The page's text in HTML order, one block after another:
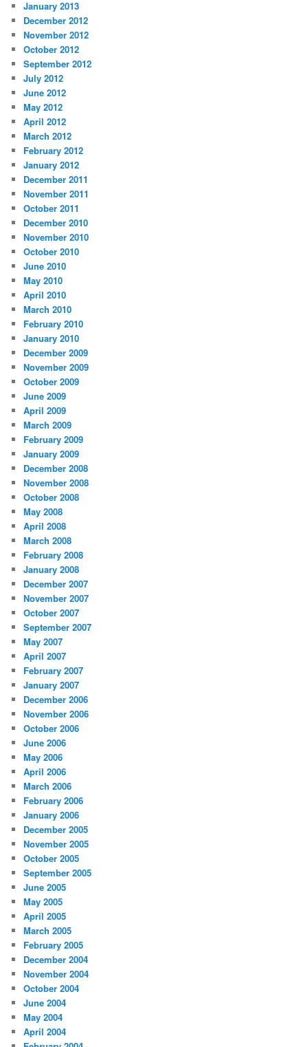
January 2013
December 2012
November 2012
October 2012
September 2012
July 2012
June 2012
May 2012
April 2012
March 2012
February 2012
January 2012
December 2011
November 2011
October 2011
December 2010
November 2010
October 2010
June 2010
May 2010
April 2010
March 2010
February 2010
January 2010
December 2009
November 2009
October 2009
June 2009
April 2009
March 2009
February 2009
January 2009
December 2008
November 2008
October 2008
May 2008
April 2008
March 2008
February 2008
January 2008
December 2007
November 2007
October 2007
September 2007
May 2007
April 2007
February 2007
January 2007
December 2006
November 2006
October 2006
June 2006
May 2006
April 2006
March 2006
February 2006
January 2006
December 2005
November 2005
October 2005
September 2005
June 2005
May 2005
April 2005
March 2005
February 2005
December 2004
November 2004
October 2004
June 2004
May 2004
April 2004